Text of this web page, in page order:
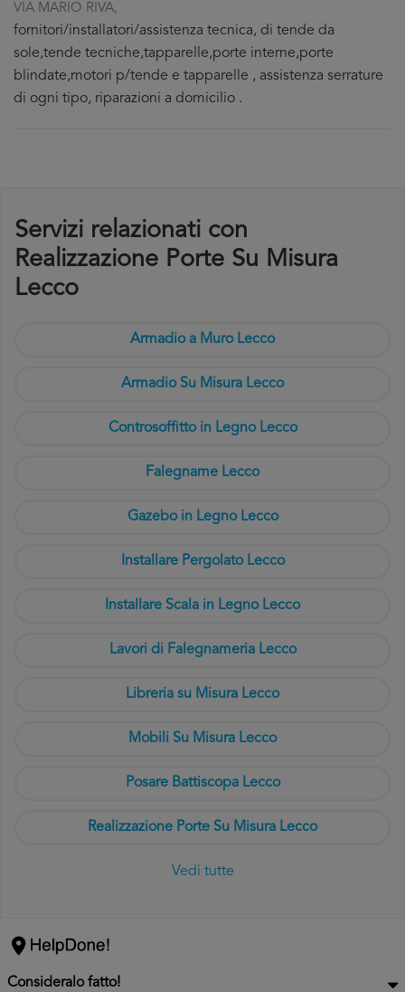
VIA MARIO RIVA,
fornitori/installatori/assistenza tecnica, di tende da
sole,tende tecniche,tapparelle,porte interne,porte
blindate,motori p/tende e tapparelle , assistenza serrature
di ogni tipo, riparazioni a domicilio .
Servizi relazionati con
Realizzazione Porte Su Misura
Lecco
Armadio a Muro Lecco
Armadio Su Misura Lecco
Controsoffitto in Legno Lecco
Falegname Lecco
Gazebo in Legno Lecco
Installare Pergolato Lecco
Installare Scala in Legno Lecco
Lavori di Falegnameria Lecco
Libreria su Misura Lecco
Mobili Su Misura Lecco
Posare Battiscopa Lecco
Realizzazione Porte Su Misura Lecco
Vedi tutte
Consideralo fatto!